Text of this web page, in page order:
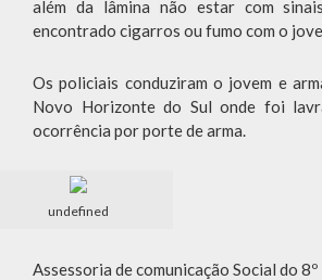
além da lâmina não estar com
encontrado cigarros ou fumo com o
Os policiais conduziram o jovem e
Novo Horizonte do Sul onde foi
ocorrência por porte de arma.
undefined
Assessoria de comunicação Social do